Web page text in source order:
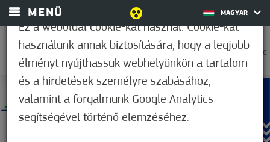
MENÜ MAGYAR
33,9°C
Ez a weboldal cookie-kat használ. Cookie-kat
használunk annak biztosítására, hogy a legjobb
élményt nyújthassuk webhelyünkön a tartalom
és a hirdetések személyre szabásához,
valamint a forgalmunk Google Analytics
segítségével történő elemzéséhez.